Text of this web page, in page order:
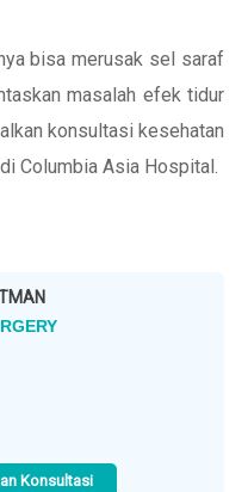
bisa merusak sel saraf
masalah efek tidur
konsultasi kesehatan
Columbia Asia Hospital.
Konsultasi